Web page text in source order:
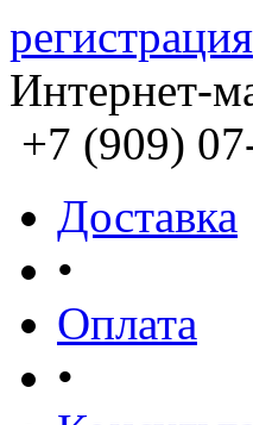
регистрация
Интернет-
+7 (909)
Доставка
•
Оплата
•